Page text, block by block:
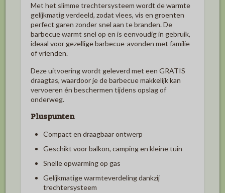
Met het slimme trechtersysteem wordt de warmte
gelijkmatig verdeeld, zodat vlees, vis en groenten
perfect garen zonder snel aan te branden. De
barbecue warmt snel op en is eenvoudig in gebruik,
ideaal voor gezellige barbecue-avonden met familie
of vrienden.
Deze uitvoering wordt geleverd met een GRATIS
draagtas, waardoor je de barbecue makkelijk kan
vervoeren én beschermen tijdens opslag of
onderweg.
Pluspunten
Compact en draagbaar ontwerp
Geschikt voor balkon, camping en kleine tuin
Snelle opwarming op gas
Gelijkmatige warmteverdeling dankzij
trechtersysteem